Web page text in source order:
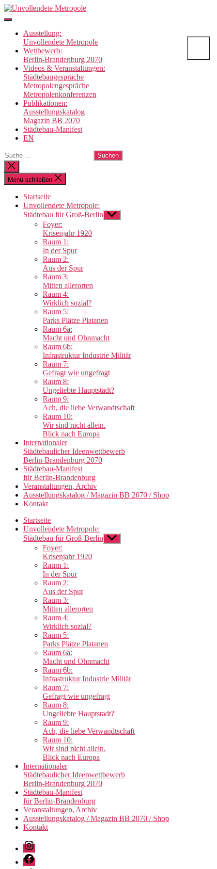
Direkt
zum
wechseln
Unvollendete
Ausstellung:
Unvollendete Metropole
Wettbewerb:
Berlin-Brandenburg 2070
Videos & Veranstaltungen:
Städtebaugespräche
Metropolengespräche
Metropolenkonferenzen
Publikationen:
Ausstellungskatalog
Magazin BB 2070
Städtebau-Manifest
EN
Suche
nach:
Suche
schließen
Menü schließen
Startseite
Unvollendete Metropole:
Städtebau für Groß-Berlin Untermenü
anzeigen
Foyer:
Krisenjahr 1920
Raum 1:
In der Spur
Raum 2:
Aus der Spur
Raum 3:
Mitten allerorten
Raum 4:
Wirklich sozial?
Raum 5:
Parks Plätze Platanen
Raum 6a:
Macht und Ohnmacht
Raum 6b:
Infrastruktur Industrie Militär
Raum 7:
Gefragt wie ungefragt
Raum 8:
Ungeliebte Hauptstadt?
Raum 9:
Ach, die liebe Verwandtschaft
Raum 10:
Wir sind nicht allein.
Blick nach Europa
Internationaler
Städtebaulicher Ideenwettbewerb
Berlin-Brandenburg 2070
Städtebau-Manifest
für Berlin-Brandenburg
Veranstaltungen, Archiv
Ausstellungskatalog / Magazin BB 2070 / Shop
Kontakt
Startseite
Unvollendete Metropole:
Städtebau für Groß-Berlin Untermenü
anzeigen
Foyer:
Krisenjahr 1920
Raum 1:
In der Spur
Raum 2:
Aus der Spur
Raum 3:
Mitten allerorten
Raum 4:
Wirklich sozial?
Raum 5:
Parks Plätze Platanen
Raum 6a:
Macht und Ohnmacht
Raum 6b:
Infrastruktur Industrie Militär
Raum 7:
Gefragt wie ungefragt
Raum 8:
Ungeliebte Hauptstadt?
Raum 9:
Ach, die liebe Verwandtschaft
Raum 10:
Wir sind nicht allein.
Blick nach Europa
Internationaler
Städtebaulicher Ideenwettbewerb
Berlin-Brandenburg 2070
Städtebau-Manifest
für Berlin-Brandenburg
Veranstaltungen, Archiv
Ausstellungskatalog / Magazin BB 2070 / Shop
Kontakt
Instagram
Facebook